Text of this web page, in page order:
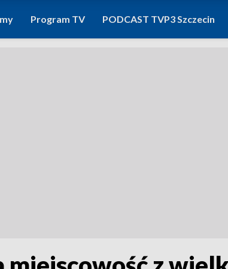
Program TV PODCAST TVP3 Szczecin